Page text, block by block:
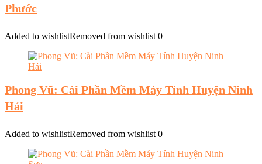
Phước
Added to wishlistRemoved from wishlist 0
Phong Vũ: Cài Phần Mềm Máy Tính Huyện Ninh
Hải
Added to wishlistRemoved from wishlist 0